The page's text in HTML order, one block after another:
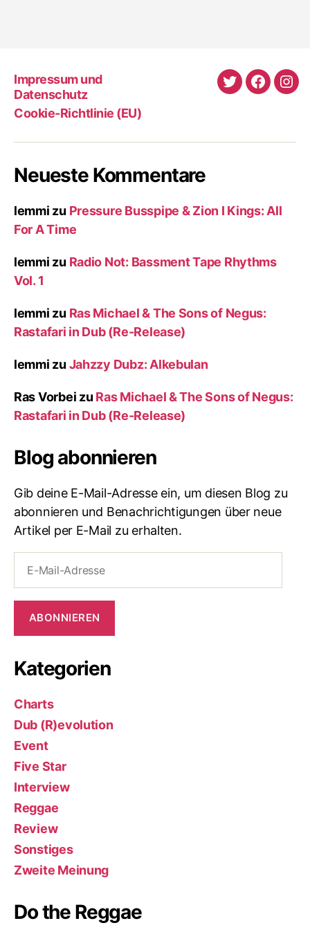
Impressum und
Datenschutz
Cookie-Richtlinie (EU)
Twitter
Neueste Kommentare
lemmi zu Pressure Busspipe & Zion I Kings: All
For A Time
lemmi zu Radio Not: Bassment Tape Rhythms
Vol. 1
lemmi zu Ras Michael & The Sons of Negus:
Rastafari in Dub (Re-Release)
lemmi zu Jahzzy Dubz: Alkebulan
Ras Vorbei zu Ras Michael & The Sons of Negus:
Rastafari in Dub (Re-Release)
Blog abonnieren
Gib deine E-Mail-Adresse ein, um diesen Blog zu
abonnieren und Benachrichtigungen über neue
Artikel per E-Mail zu erhalten.
Mail-
Adresse
ABONNIEREN
Kategorien
Charts
Dub (R)evolution
Event
Five Star
Interview
Reggae
Review
Sonstiges
Zweite Meinung
Do the Reggae